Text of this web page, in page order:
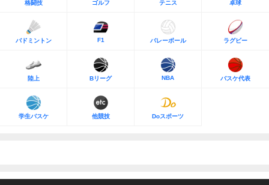
格闘技 ゴルフ テニス 卓球
バドミントン F1 バレーボール ラグビー
陸上 Bリーグ NBA バスケ代表
学生バスケ 他競技 Doスポーツ